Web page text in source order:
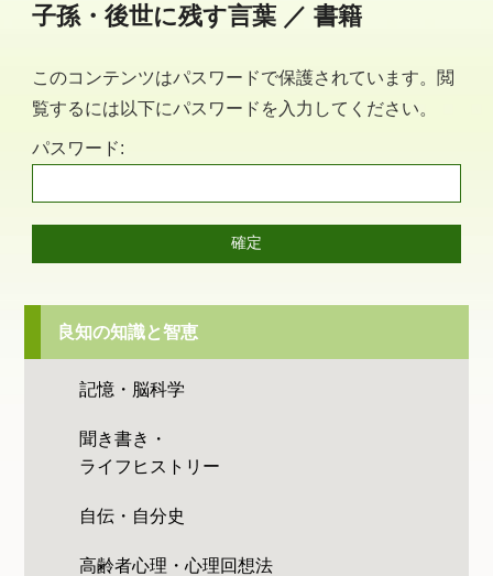
子孫・後世に残す言葉 ／ 書籍
このコンテンツはパスワードで保護されています。閲
覧するには以下にパスワードを入力してください。
パスワード:
良知の知識と智恵
記憶・脳科学
聞き書き・
ライフヒストリー
自伝・自分史
高齢者心理・心理回想法